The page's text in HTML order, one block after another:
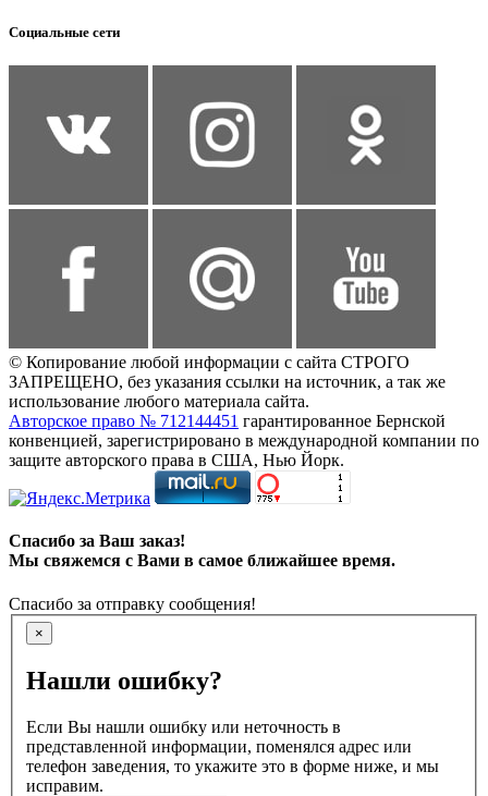
Социальные сети
© Копирование любой информации с сайта СТРОГО
ЗАПРЕЩЕНО, без указания ссылки на источник, а так же
использование любого материала сайта.
Авторское право № 712144451 гарантированное Бернской
конвенцией, зарегистрировано в международной компании по
защите авторского права в США, Нью Йорк.
Спасибо за Ваш заказ!
Мы свяжемся с Вами в самое ближайшее время.
Спасибо за отправку сообщения!
×
Нашли ошибку?
Если Вы нашли ошибку или неточность в
представленной информации, поменялся адрес или
телефон заведения, то укажите это в форме ниже, и мы
исправим.